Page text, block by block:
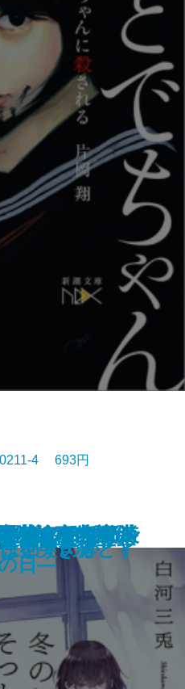
マー
AIのリアル・
グ―
オセラピー―
本棚―
残念な小説
始まる
イリスト
んて知らな
に佇む彼女と
なければ
れる
4 693円
を突き落とす
回すのか
樹のデザイン
コ―船橋市消
日―
ーボルト 新装
んて知らな
花嫁は名探偵
央の事件カル